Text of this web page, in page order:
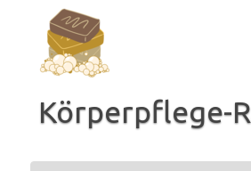
Inhalt
springen
Körperpflege-